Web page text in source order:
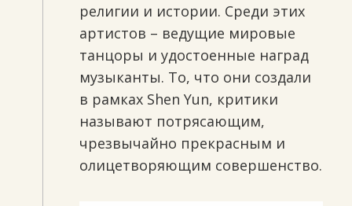
религии и истории. Среди этих
артистов – ведущие мировые
танцоры и удостоенные наград
музыканты. То, что они создали
в рамках Shen Yun, критики
называют потрясающим,
чрезвычайно прекрасным и
олицетворяющим совершенство.